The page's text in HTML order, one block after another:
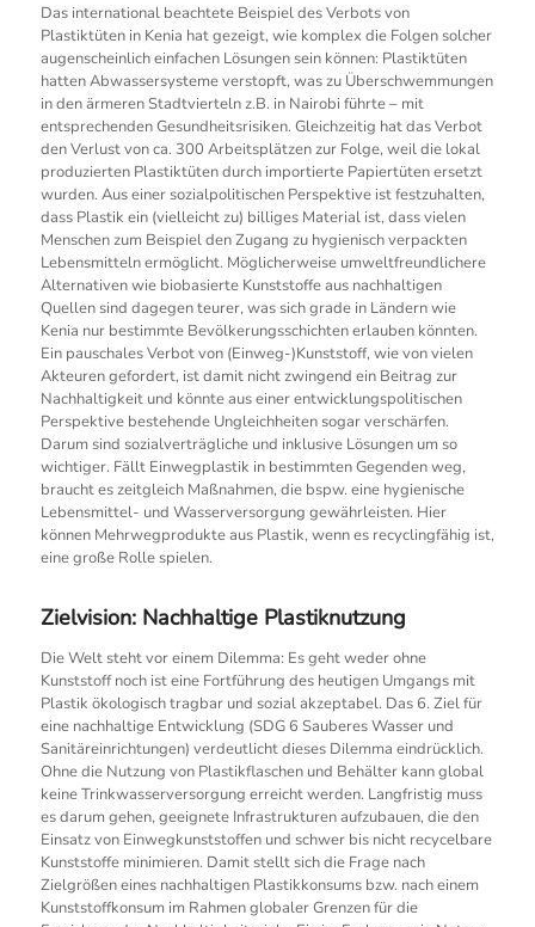
Das international beachtete Beispiel des Verbots von
Plastiktüten in Kenia hat gezeigt, wie komplex die Folgen solcher
augenscheinlich einfachen Lösungen sein können: Plastiktüten
hatten Abwassersysteme verstopft, was zu Überschwemmungen
in den ärmeren Stadtvierteln z.B. in Nairobi führte – mit
entsprechenden Gesundheitsrisiken. Gleichzeitig hat das Verbot
den Verlust von ca. 300 Arbeitsplätzen zur Folge, weil die lokal
produzierten Plastiktüten durch importierte Papiertüten ersetzt
wurden. Aus einer sozialpolitischen Perspektive ist festzuhalten,
dass Plastik ein (vielleicht zu) billiges Material ist, dass vielen
Menschen zum Beispiel den Zugang zu hygienisch verpackten
Lebensmitteln ermöglicht. Möglicherweise umweltfreundlichere
Alternativen wie biobasierte Kunststoffe aus nachhaltigen
Quellen sind dagegen teurer, was sich grade in Ländern wie
Kenia nur bestimmte Bevölkerungsschichten erlauben könnten.
Ein pauschales Verbot von (Einweg-)Kunststoff, wie von vielen
Akteuren gefordert, ist damit nicht zwingend ein Beitrag zur
Nachhaltigkeit und könnte aus einer entwicklungspolitischen
Perspektive bestehende Ungleichheiten sogar verschärfen.
Darum sind sozialverträgliche und inklusive Lösungen um so
wichtiger. Fällt Einwegplastik in bestimmten Gegenden weg,
braucht es zeitgleich Maßnahmen, die bspw. eine hygienische
Lebensmittel- und Wasserversorgung gewährleisten. Hier
können Mehrwegprodukte aus Plastik, wenn es recyclingfähig ist,
eine große Rolle spielen.
Zielvision: Nachhaltige Plastiknutzung
Die Welt steht vor einem Dilemma: Es geht weder ohne
Kunststoff noch ist eine Fortführung des heutigen Umgangs mit
Plastik ökologisch tragbar und sozial akzeptabel. Das 6. Ziel für
eine nachhaltige Entwicklung (SDG 6 Sauberes Wasser und
Sanitäreinrichtungen) verdeutlicht dieses Dilemma eindrücklich.
Ohne die Nutzung von Plastikflaschen und Behälter kann global
keine Trinkwasserversorgung erreicht werden. Langfristig muss
es darum gehen, geeignete Infrastrukturen aufzubauen, die den
Einsatz von Einwegkunststoffen und schwer bis nicht recycelbare
Kunststoffe minimieren. Damit stellt sich die Frage nach
Zielgrößen eines nachhaltigen Plastikkonsums bzw. nach einem
Kunststoffkonsum im Rahmen globaler Grenzen für die